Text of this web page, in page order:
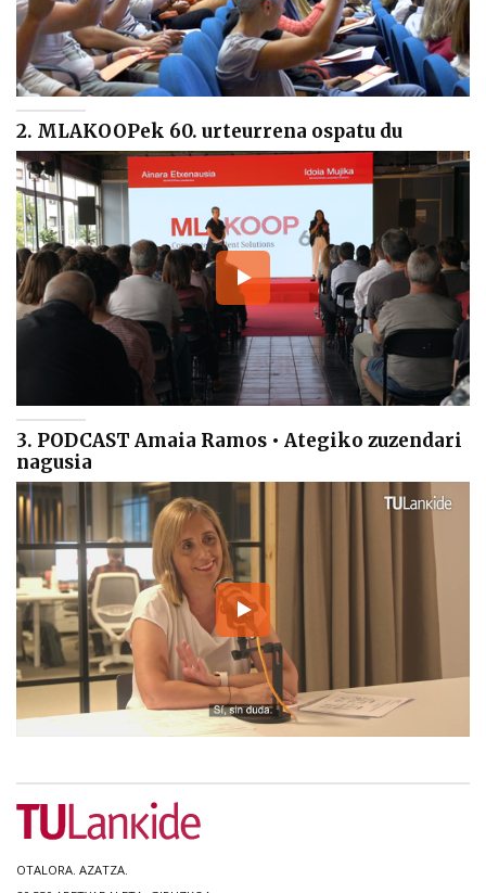
2. MLAKOOPek 60. urteurrena ospatu du
3. PODCAST Amaia Ramos • Ategiko zuzendari
nagusia
OTALORA. AZATZA.